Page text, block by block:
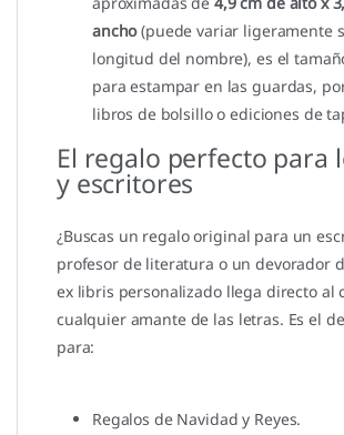
ancho(puede variar ligeramente
longitud del nombre), es el
para estampar en las guardas,
libros de bolsillo o ediciones de
El regalo perfecto para
y escritores
¿Buscas un regalo original para un
profesor de literatura o un devorador
ex libris personalizado llega directo al
cualquier amante de las letras. Es el
para:
Regalos de Navidad y Reyes.